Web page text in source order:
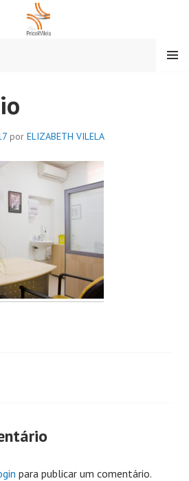
VILELA
MENU
por ELIZABETH VILELA
para publicar um comentário.